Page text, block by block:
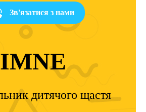
Зв'язатися з нами
IMNE
дитячого щастя